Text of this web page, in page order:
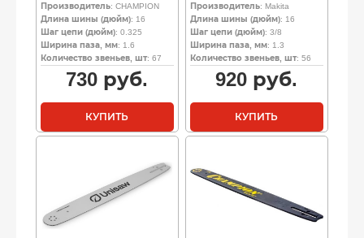
Производитель: CHAMPION
Длина шины (дюйм): 16
Шаг цепи (дюйм): 0.325
Ширина паза, мм: 1.6
Количество звеньев, шт: 67
730 руб.
КУПИТЬ
Производитель: Makita
Длина шины (дюйм): 16
Шаг цепи (дюйм): 3/8
Ширина паза, мм: 1.3
Количество звеньев, шт: 56
920 руб.
КУПИТЬ